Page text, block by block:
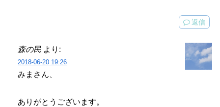
返信
森の民 より:
2018-06-20 19:26
みまさん、
ありがとうございます。